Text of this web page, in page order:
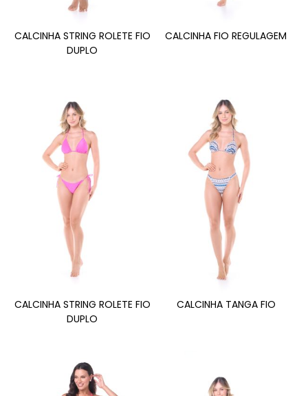
CALCINHA STRING ROLETE FIO
DUPLO
CALCINHA FIO REGULAGEM
CALCINHA STRING ROLETE FIO
DUPLO
CALCINHA TANGA FIO